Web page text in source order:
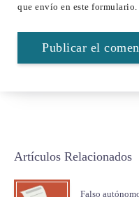
que envío en este formulario.
Artículos Relacionados
Falso